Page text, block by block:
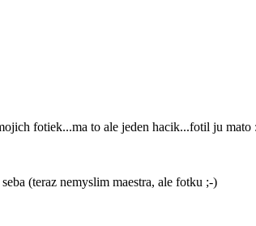
fotiek...ma to ale jeden hacik...fotil ju mato
(teraz nemyslim maestra, ale fotku ;-)